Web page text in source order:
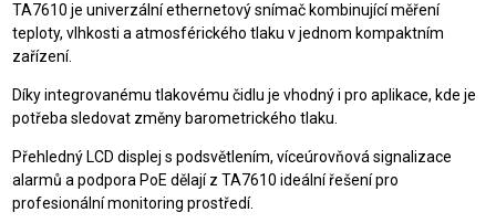
TA7610 je univerzální ethernetový snímač kombinující měření
teploty, vlhkosti a atmosférického tlaku v jednom kompaktním
zařízení.
Díky integrovanému tlakovému čidlu je vhodný i pro aplikace, kde je
potřeba sledovat změny barometrického tlaku.
Přehledný LCD displej s podsvětlením, víceúrovňová signalizace
alarmů a podpora PoE dělají z TA7610 ideální řešení pro
profesionální monitoring prostředí.